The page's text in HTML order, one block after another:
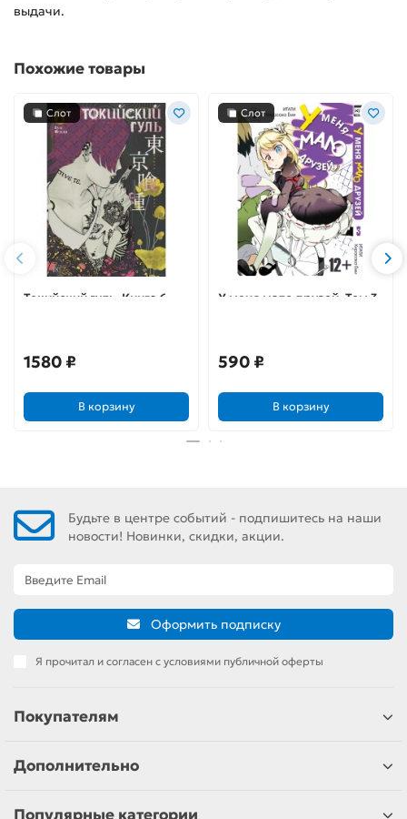
выдачи.
Похожие товары
Слот
Токийский гуль. Книга 6
1580 ₽
В корзину
Слот
У меня мало друзей. Том 3
590 ₽
В корзину
Будьте в центре событий - подпишитесь на наши
новости! Новинки, скидки, акции.
Оформить подписку
Я прочитал и согласен с условиями публичной оферты
Покупателям
Дополнительно
Популярные категории